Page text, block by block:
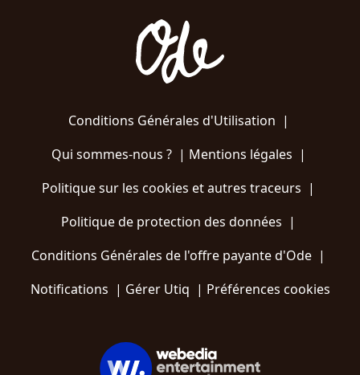
Conditions Générales d'Utilisation |
Qui sommes-nous ?| Mentions légales |
Politique sur les cookies et autres traceurs |
Politique de protection des données |
Conditions Générales de l'offre payante d'Ode |
Notifications | Gérer Utiq | Préférences cookies